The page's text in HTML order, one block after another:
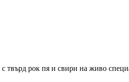
с твърд рок пя и свири на живо